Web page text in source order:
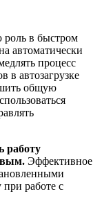
роль в быстром
автоматически
процесс
в автозагрузке
общую
работу
Эффективное
при работе с